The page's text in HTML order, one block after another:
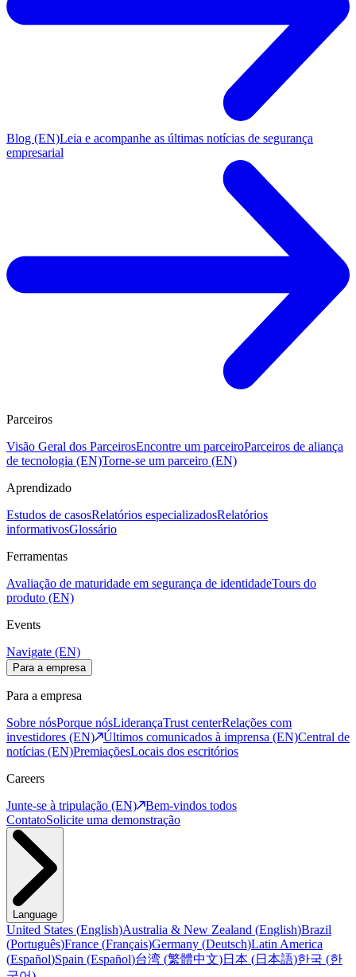
Blog (EN)Leia e acompanhe as últimas notícias de segurança
empresarial
Parceiros
Visão Geral dos ParceirosEncontre um parceiroParceiros de aliança
de tecnologia (EN)Torne-se um parceiro (EN)
Aprendizado
Estudos de casosRelatórios especializadosRelatórios
informativosGlossário
Ferramentas
Avaliação de maturidade em segurança de identidadeTours do
produto (EN)
Events
Navigate (EN)
Para a empresa
Para a empresa
Sobre nósPorque nósLiderançaTrust centerRelações com
investidores (EN)
Últimos comunicados à imprensa (EN)Central de
notícias (EN)PremiaçõesLocais dos escritórios
Careers
Junte-se à tripulação (EN)
Bem-vindos todos
ContatoSolicite uma demonstração
Language
United States (English)Australia & New Zealand (English)Brazil
(Português)France (Français)Germany (Deutsch)Latin America
(Español)Spain (Español)台湾 (繁體中文)日本 (日本語)한국 (한